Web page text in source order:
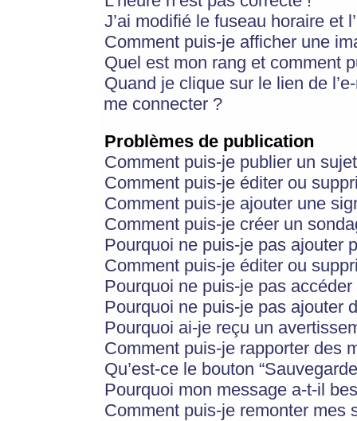
J’ai modifié le fuseau horaire et
Comment puis-je afficher une
Quel est mon rang et comment
Quand je clique sur le lien de
me connecter ?
Problèmes de publication
Comment puis-je publier un
Comment puis-je éditer ou
Comment puis-je ajouter une
Comment puis-je créer un
Pourquoi ne puis-je pas ajouter
Comment puis-je éditer ou
Pourquoi ne puis-je pas
Pourquoi ne puis-je pas ajouter
Pourquoi ai-je reçu un
Comment puis-je rapporter des
Qu’est-ce le bouton
Pourquoi mon message a-t-il
Comment puis-je remonter mes